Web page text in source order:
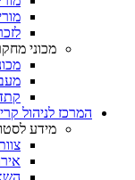
מכוני
המרכז לניהול
מידע